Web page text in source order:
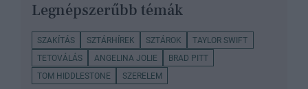
Legnépszerűbb témák
SZAKÍTÁS SZTÁRHÍREK SZTÁROK
TAYLOR SWIFT
TETOVÁLÁS
ANGELINA JOLIE
BRAD PITT
TOM HIDDLESTONE
SZERELEM